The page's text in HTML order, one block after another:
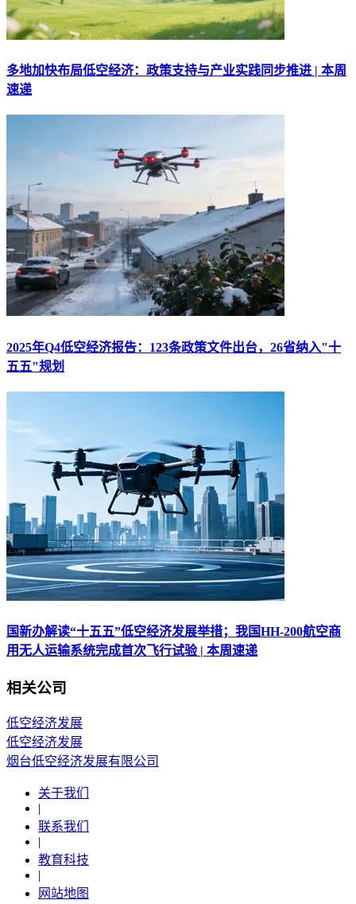
多地加快布局低空经济：政策支持与产业实践同步推进 | 本周
速递
2025年Q4低空经济报告：123条政策文件出台，26省纳入"十
五五"规划
国新办解读“十五五”低空经济发展举措；我国HH-200航空商
用无人运输系统完成首次飞行试验 | 本周速递
相关公司
低空经济发展
低空经济发展
烟台低空经济发展有限公司
关于我们
|
联系我们
|
教育科技
|
网站地图